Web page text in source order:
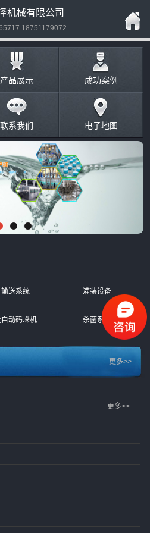
机械有限公司
18751179072
产品展示 成功案例
联系我们 电子地图
输送系统 灌装设备
动码垛机 杀菌系统
更多>>
更多>>